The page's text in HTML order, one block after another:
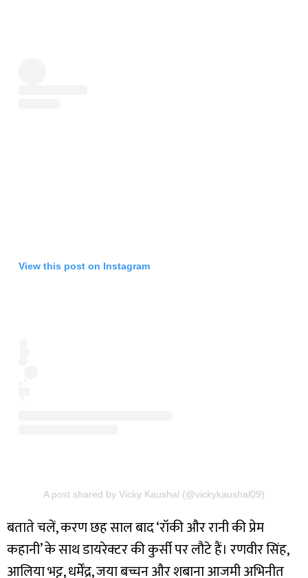
View this post on Instagram
A post shared by Vicky Kaushal (@vickykaushal09)
बताते चलें, करण छह साल बाद ‘रॉकी और रानी की प्रेम
कहानी’ के साथ डायरेक्टर की कुर्सी पर लौटे हैं। रणवीर सिंह,
आलिया भट्ट, धर्मेंद्र, जया बच्चन और शबाना आजमी अभिनीत